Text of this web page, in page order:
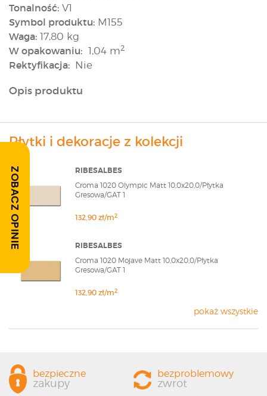
Tonalność: V1
Symbol produktu: M155
Waga: 17,80 kg
W opakowaniu: 1,04 m2
Rektyfikacja: Nie
Opis produktu
Płytki i dekoracje z kolekcji
RIBESALBES
Croma 1020 Olympic Matt 10,0x20,0/Płytka
Gresowa/GAT 1
132,90 zł/m2
RIBESALBES
Croma 1020 Mojave Matt 10,0x20,0/Płytka
Gresowa/GAT 1
132,90 zł/m2
pokaż wszystkie
ZOBACZ OPINIE
bezpieczne
zakupy
bezproblemowy
zwrot